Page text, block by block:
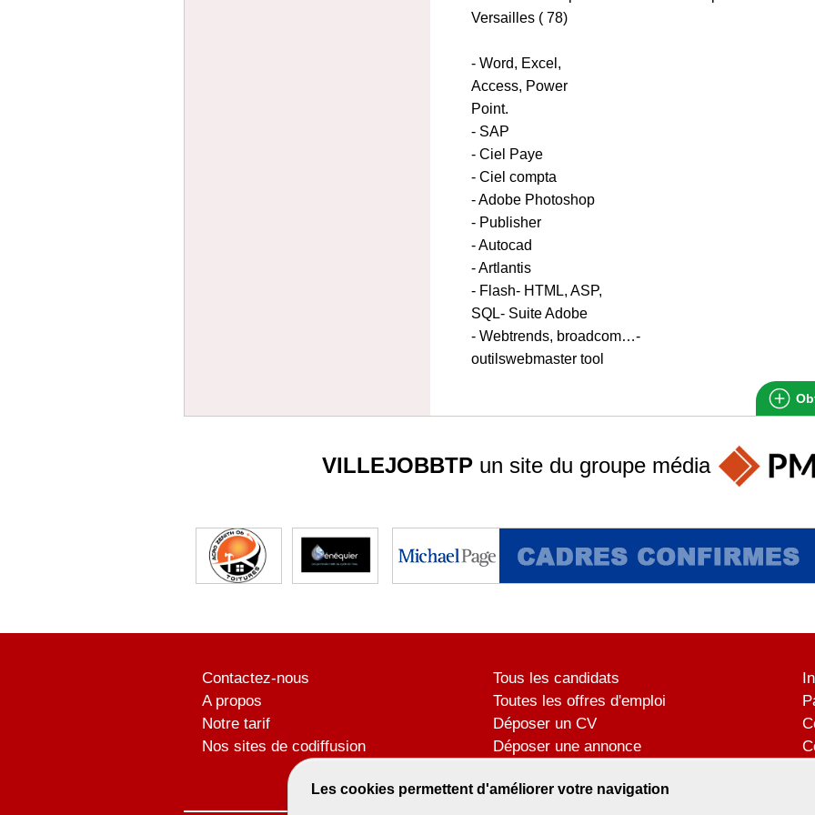
Versailles ( 78)
- Word, Excel,
Access, Power
Point.
- SAP
- Ciel Paye
- Ciel compta
- Adobe Photoshop
- Publisher
- Autocad
- Artlantis
- Flash- HTML, ASP,
SQL- Suite Adobe
- Webtrends, broadcom…-
outilswebmaster tool
Les cookies permettent d'améliorer votre navigation
VILLEJOBBTPun site du groupe média
Contactez-nous
A propos
Notre tarif
Nos sites de codiffusion
Tous les candidats
Toutes les offres d'emploi
Déposer un CV
Déposer une annonce